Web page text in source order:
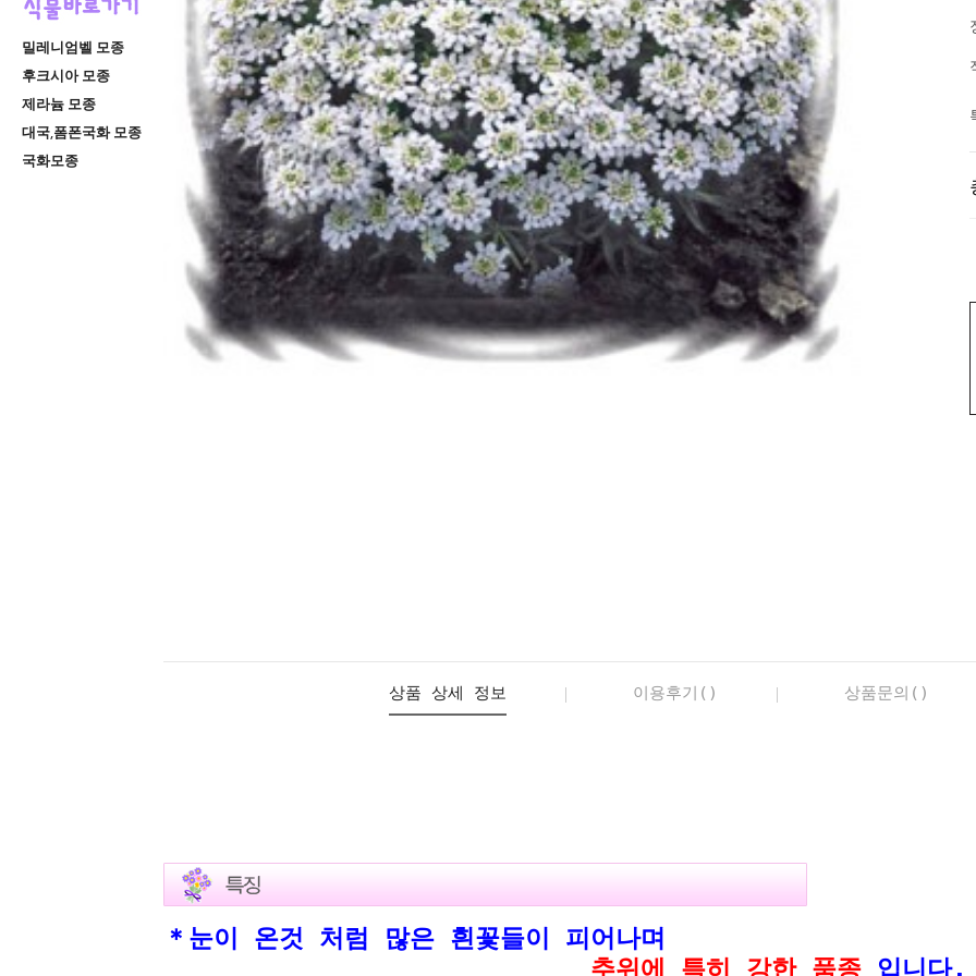
밀레니엄벨 모종
후크시아 모종
제라늄 모종
대국,폼폰국화 모종
국화모종
상품 상세 정보 이용후기() 상품문의()
＊눈이 온것 처럼 많은 흰꽃들이 피어나며
추위에 특히 강한 품종 입니다.